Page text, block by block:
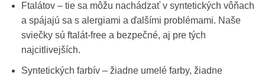
Ftalátov – tie sa môžu nachádzať v syntetických vôňach
a spájajú sa s alergiami a ďalšími problémami. Naše
sviečky sú ftalát-free a bezpečné, aj pre tých
najcitlivejších.
Syntetických farbív – žiadne umelé farby, žiadne